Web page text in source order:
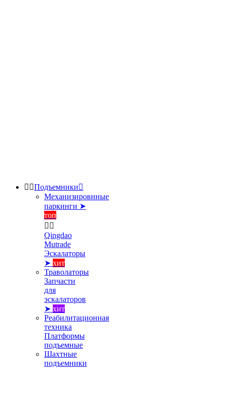
 Подъемники
Механизировнные
паркинги ➤
топ
 
Qingdao
Mutrade
Эскалаторы
➤ хит
Траволаторы
Запчасти
для
эскалаторов
➤ хит
Реабилитационная
техника
Платформы
подъемные
Шахтные
подъемники